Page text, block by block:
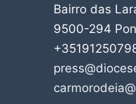
Bairro das
9500-294